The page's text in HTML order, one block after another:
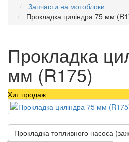
Запчасти на мотоблоки
Прокладка циліндра 75 мм
Прокладка
мм (R175)
Хит продаж
Прокладка топливного насоса